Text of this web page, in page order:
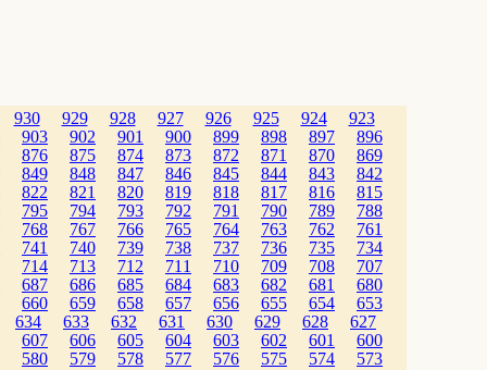
930 929 928 927 926 925 924
923
903 902 901 900 899 898 897
896
876 875 874 873 872 871 870
869
849 848 847 846 845 844 843
842
822 821 820 819 818 817 816
815
795 794 793 792 791 790 789
788
768 767 766 765 764 763 762
761
741 740 739 738 737 736 735
734
714 713 712 711 710 709 708
707
687 686 685 684 683 682 681
680
660 659 658 657 656 655 654
653
634 633 632 631 630 629 628
627
607 606 605 604 603 602 601
600
580 579 578 577 576 575 574
573